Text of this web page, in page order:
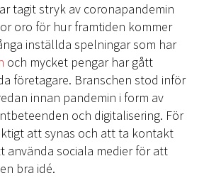
tagit stryk av coronapandemin
oro för hur framtiden kommer
inställda spelningar som har
och mycket pengar har gått
företagare. Branschen stod inför
innan pandemin i form av
och digitalisering. För
att synas och att ta kontakt
använda sociala medier för att
bra idé.